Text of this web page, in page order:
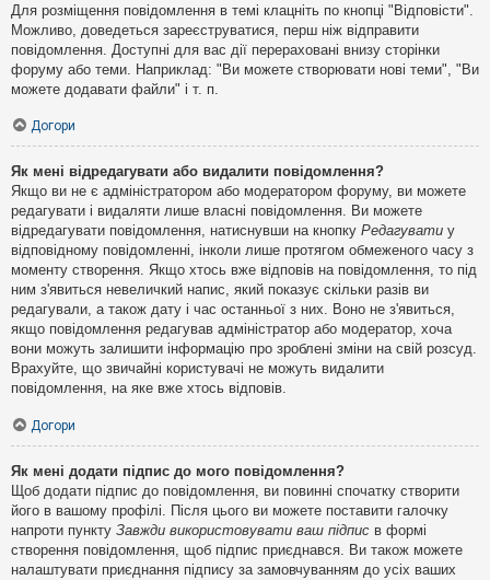
Для розміщення повідомлення в темі клацніть по кнопці "Відповісти".
Можливо, доведеться зареєструватися, перш ніж відправити
повідомлення. Доступні для вас дії перераховані внизу сторінки
форуму або теми. Наприклад: "Ви можете створювати нові теми", "Ви
можете додавати файли" і т. п.
Догори
Як мені відредагувати або видалити повідомлення?
Якщо ви не є адміністратором або модератором форуму, ви можете
редагувати і видаляти лише власні повідомлення. Ви можете
відредагувати повідомлення, натиснувши на кнопку Редагувати у
відповідному повідомленні, інколи лише протягом обмеженого часу з
моменту створення. Якщо хтось вже відповів на повідомлення, то під
ним з'явиться невеличкий напис, який показує скільки разів ви
редагували, а також дату і час останньої з них. Воно не з'явиться,
якщо повідомлення редагував адміністратор або модератор, хоча
вони можуть залишити інформацію про зроблені зміни на свій розсуд.
Врахуйте, що звичайні користувачі не можуть видалити
повідомлення, на яке вже хтось відповів.
Догори
Як мені додати підпис до мого повідомлення?
Щоб додати підпис до повідомлення, ви повинні спочатку створити
його в вашому профілі. Після цього ви можете поставити галочку
напроти пункту Завжди використовувати ваш підпис в формі
створення повідомлення, щоб підпис приєднався. Ви також можете
налаштувати приєднання підпису за замовчуванням до усіх ваших